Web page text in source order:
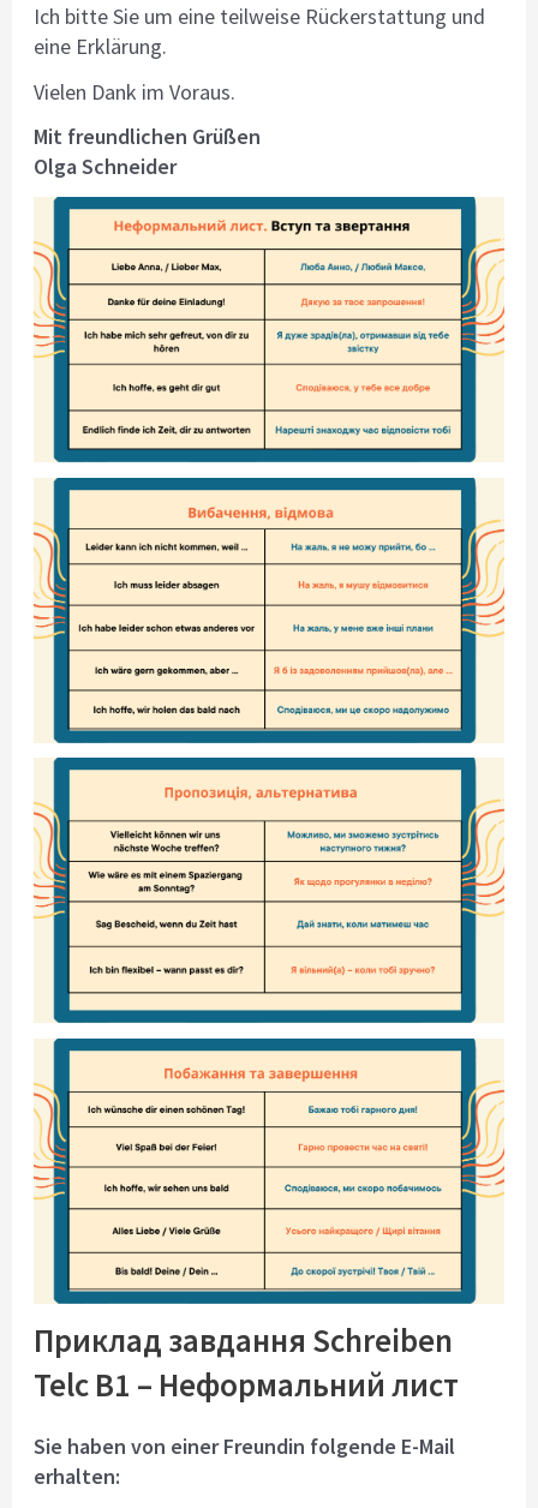
Ich bitte Sie um eine teilweise Rückerstattung und
eine Erklärung.
Vielen Dank im Voraus.
Mit freundlichen Grüßen
Olga Schneider
Приклад завдання Schreiben
Telc B1 – Неформальний лист
Sie haben von einer Freundin folgende E-Mail
erhalten: